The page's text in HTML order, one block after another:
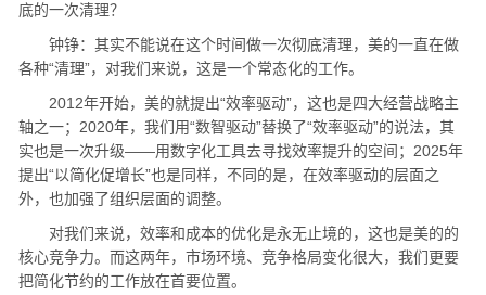
底的一次清理？
钟铮：其实不能说在这个时间做一次彻底清理，美的一直在做
各种“清理”，对我们来说，这是一个常态化的工作。
2012年开始，美的就提出“效率驱动”，这也是四大经营战略主
轴之一；2020年，我们用“数智驱动”替换了“效率驱动”的说法，其
实也是一次升级——用数字化工具去寻找效率提升的空间；2025年
提出“以简化促增长”也是同样，不同的是，在效率驱动的层面之
外，也加强了组织层面的调整。
对我们来说，效率和成本的优化是永无止境的，这也是美的的
核心竞争力。而这两年，市场环境、竞争格局变化很大，我们更要
把简化节约的工作放在首要位置。